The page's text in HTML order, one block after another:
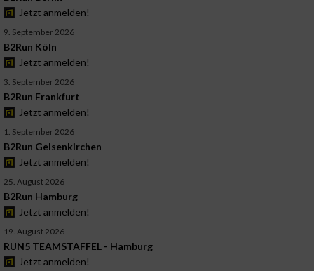
Jetzt anmelden!
9. September 2026
B2Run Köln
Jetzt anmelden!
3. September 2026
B2Run Frankfurt
Jetzt anmelden!
1. September 2026
B2Run Gelsenkirchen
Jetzt anmelden!
25. August 2026
B2Run Hamburg
Jetzt anmelden!
19. August 2026
RUN5 TEAMSTAFFEL - Hamburg
Jetzt anmelden!